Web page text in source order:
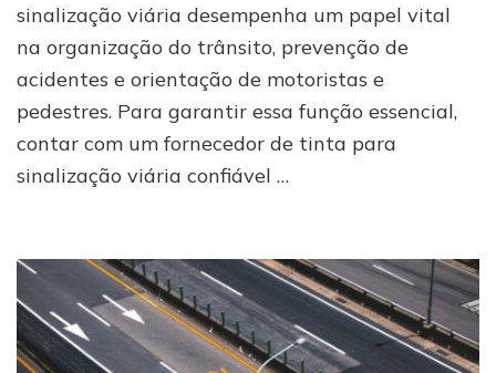
confiável
sinalização viária desempenha um papel vital
na organização do trânsito, prevenção de
acidentes e orientação de motoristas e
pedestres. Para garantir essa função essencial,
contar com um fornecedor de tinta para
sinalização viária confiável …